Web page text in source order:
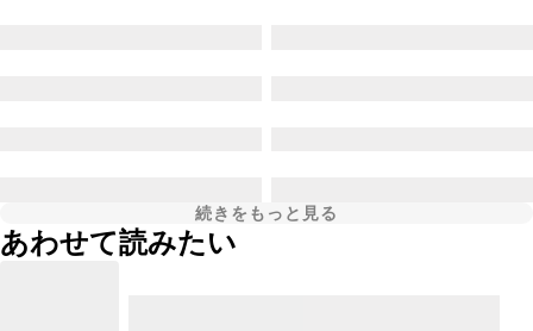
続きをもっと見る
あわせて読みたい